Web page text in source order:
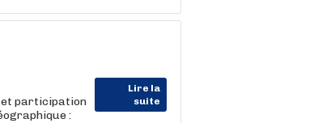
Lire la
suite
et participation
: